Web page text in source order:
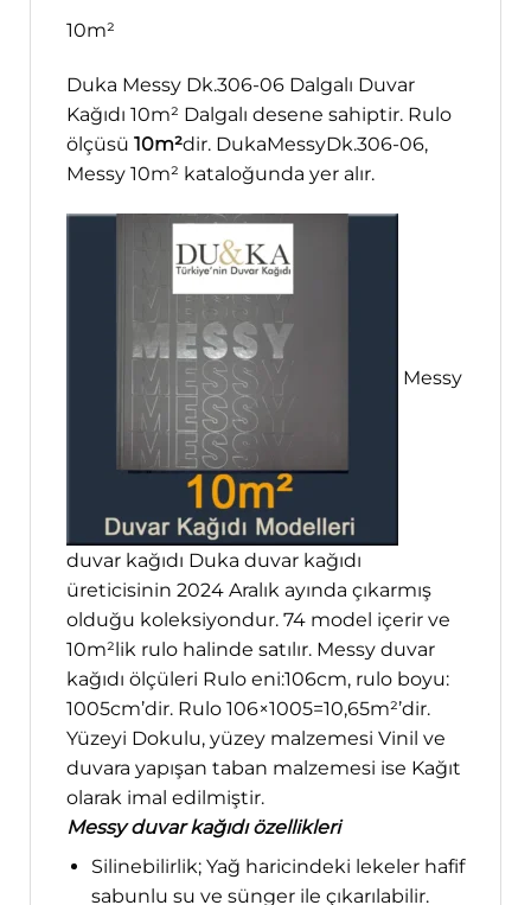
10m²
Duka Messy Dk.306-06 Dalgalı Duvar
Kağıdı 10m² Dalgalı desene sahiptir. Rulo
ölçüsü 10m²dir. DukaMessyDk.306-06,
Messy 10m² kataloğunda yer alır.
Messy
duvar kağıdı Duka duvar kağıdı
üreticisinin 2024 Aralık ayında çıkarmış
olduğu koleksiyondur. 74 model içerir ve
10m²lik rulo halinde satılır. Messy duvar
kağıdı ölçüleri Rulo eni:106cm, rulo boyu:
1005cm’dir. Rulo 106×1005=10,65m²’dir.
Yüzeyi Dokulu, yüzey malzemesi Vinil ve
duvara yapışan taban malzemesi ise Kağıt
olarak imal edilmiştir.
Messy duvar kağıdı özellikleri
Silinebilirlik; Yağ haricindeki lekeler hafif
sabunlu su ve sünger ile çıkarılabilir.